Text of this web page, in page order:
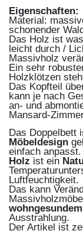
Eigenschaften:
Material:
schonender
Das Holz ist
leicht durch /
Massivholz
Ein sehr
Holzklötzen
Das Kopfteil
kann je nach
an- und
Mansard-
Das Doppelbett
Möbeldesign
einfach anpasst.
Holz ist ein
Luftfeuchtigkeit.
Das kann
Ausstrahlung.
Der Artikel ist